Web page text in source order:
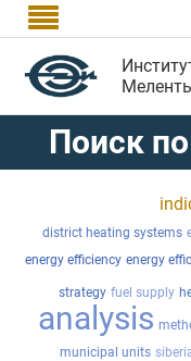

Поиск
district heating systems
energy efficiency energy
strategy fuel supply
analysis
municipal units